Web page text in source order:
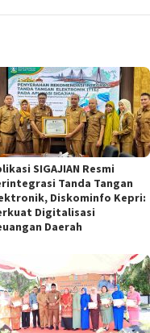
SIGAJIAN Resmi
Tanda Tangan
Diskominfo Kepri:
Digitalisasi
Daerah